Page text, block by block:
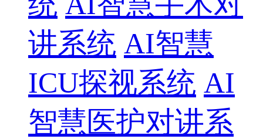
讲系统 AI智慧
ICU探视系统 AI
智慧医护对讲系